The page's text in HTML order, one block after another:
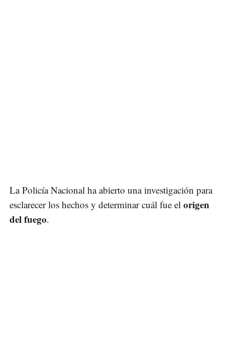
La Policía Nacional ha abierto una investigación para
esclarecer los hechos y determinar cuál fue el origen
del fuego.